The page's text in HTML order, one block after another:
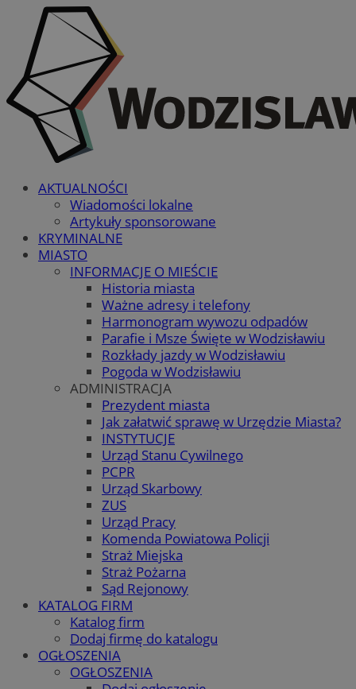
AKTUALNOŚCI
Wiadomości lokalne
Artykuły sponsorowane
KRYMINALNE
MIASTO
INFORMACJE O MIEŚCIE
Historia miasta
Ważne adresy i telefony
Harmonogram wywozu odpadów
Parafie i Msze Święte w Wodzisławiu
Rozkłady jazdy w Wodzisławiu
Pogoda w Wodzisławiu
ADMINISTRACJA
Prezydent miasta
Jak załatwić sprawę w Urzędzie Miasta?
INSTYTUCJE
Urząd Stanu Cywilnego
PCPR
Urząd Skarbowy
ZUS
Urząd Pracy
Komenda Powiatowa Policji
Straż Miejska
Straż Pożarna
Sąd Rejonowy
KATALOG FIRM
Katalog firm
Dodaj firmę do katalogu
OGŁOSZENIA
OGŁOSZENIA